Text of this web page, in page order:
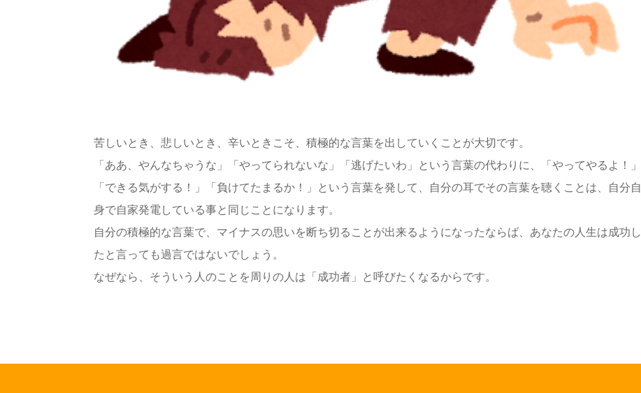
苦しいとき、悲しいとき、辛いときこそ、積極的な言葉を出していくことが大切です。
「ああ、やんなちゃうな」「やってられないな」「逃げたいわ」という言葉の代わりに、「やってやるよ！」
「できる気がする！」「負けてたまるか！」という言葉を発して、自分の耳でその言葉を聴くことは、自分自
身で自家発電している事と同じことになります。
自分の積極的な言葉で、マイナスの思いを断ち切ることが出来るようになったならば、あなたの人生は成功し
たと言っても過言ではないでしょう。
なぜなら、そういう人のことを周りの人は「成功者」と呼びたくなるからです。